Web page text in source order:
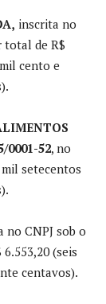
inscrita no
total de R$
cento e
0001-52, no
setecentos
no CNPJ sob o
(seis
centavos).